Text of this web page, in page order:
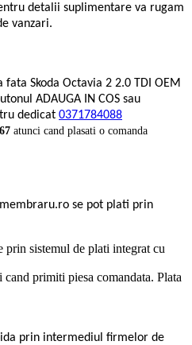
detalii suplimentare va rugam
vanzari.
Skoda Octavia 2 2.0 TDI OEM
ADAUGA IN COS sau
dedicat 0371784088
atunci cand plasati o comanda
se pot plati prin
prin sistemul de plati integrat cu
primiti piesa comandata. Plata
prin intermediul firmelor de